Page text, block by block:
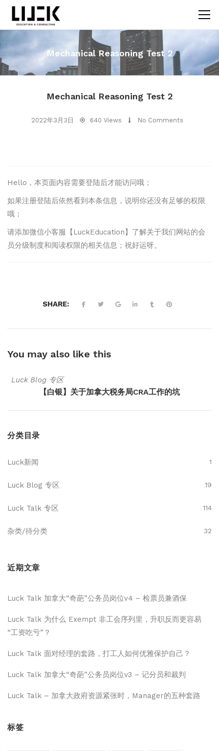
Mechanical Reasoning Test 2
Mechanical Reasoning Test 2
2022年3月3日 640 Views No Comments
Hello，本页面内容需要登陆后才能访问哦；
如果注册登陆后依然看到本条信息，说明你还没有足够的权限
哦；
请添加微信小客服【LuckEducation】了解关于我们网站的会
员分级制度和阅读权限的相关信息；祝好运呀。
SHARE:
You may also like this
Luck Blog 专区
【白银】关于加拿大税务局CRA工作的坑
分类目录
Luck新闻 1
Luck Blog 专区 19
Luck Talk 专区 114
杂类/待分类 32
近期文章
Luck Talk 加拿大“奇葩”公务员岗位v4 – 检票员兼酒保
Luck Talk 为什么 Exempt 非工会序列里，升职反而更容易
“工资吃亏”？
Luck Talk 面对经理的套路，打工人如何优雅保护自己？
Luck Talk 加拿大“奇葩”公务员岗位v3 – 记分员和裁判
Luck Talk – 加拿大政府资源紧张时，Manager的五种套路
标签